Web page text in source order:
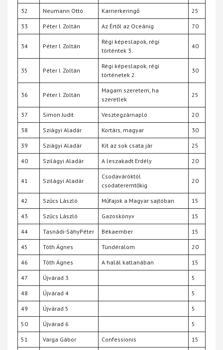
32 Neumann Ottó Karrierkeringő 25
33 Péter I. Zoltán Az Értől az Oceánig 70
34 Péter I. Zoltán
Régi képeslapok, régi
történtek 3.
40
35 Péter I. Zoltán
Régi képeslapok, régi
történetek 2.
30
36 Péter I. Zoltán
Magam szeretem, ha
szeretlek
25
37 Simon Judit Vesztegzárnapló 20
38 Sziágyi Aladár Kortárs, magyar 30
39 Sziágyi Aladár Kit az sok csata jár 25
40 Szilágyi Aladár A leszakadt Erdély 20
41 Szilágyi Aladár
Csodaváróktól
csodateremtőkig
20
42 Szűcs László Műfajok a Magyar sajtóban 15
43 Szűcs László Gazoskönyv 15
44 Tasnádi-SáhyPéter Békaember 15
45 Tóth Ágnes Tündérálom 20
46 Tóth Ágnes A halál katlanában 15
47 Újvárad 3 5
48 Újvárad 4 5
49 Újvárad 5 5
50 Újvárad 6 5
51 Varga Gábor Confessionis 15